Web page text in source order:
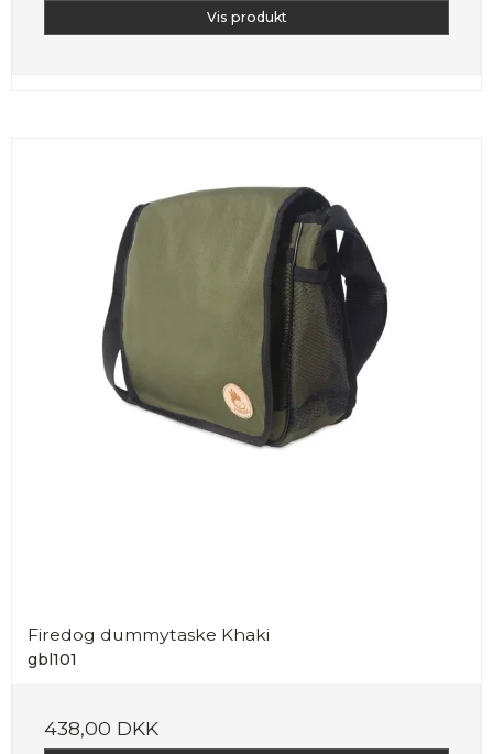
Vis produkt
Firedog dummytaske Khaki
gbl101
438,00 DKK